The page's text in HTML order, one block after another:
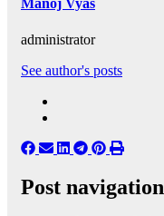
Manoj Vyas
administrator
See author's posts
Post navigation